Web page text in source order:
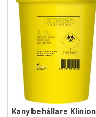
Kanylbehållare Klinion